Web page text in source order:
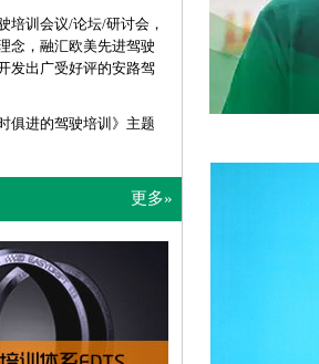
培训会议/论坛/研讨会，
念，融汇欧美先进驾驶
发出广受好评的安路驾
俱进的驾驶培训》主题
更多»